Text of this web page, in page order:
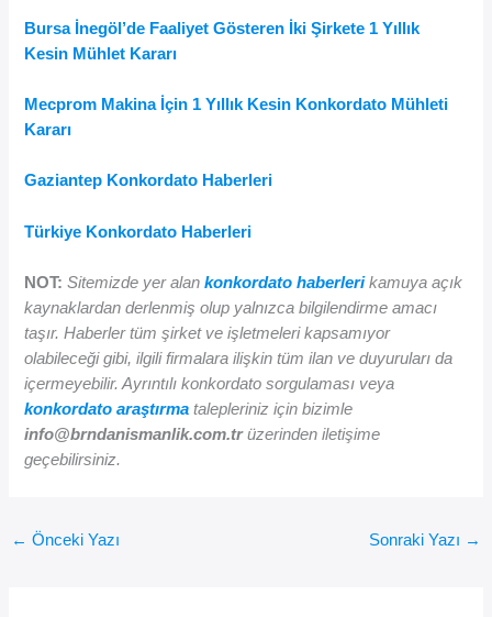
Bursa İnegöl’de Faaliyet Gösteren İki Şirkete 1 Yıllık
Kesin Mühlet Kararı
Mecprom Makina İçin 1 Yıllık Kesin Konkordato Mühleti
Kararı
Gaziantep Konkordato Haberleri
Türkiye Konkordato Haberleri
NOT:Sitemizde yer alankonkordato haberlerikamuya açık
kaynaklardan derlenmiş olup yalnızca bilgilendirme amacı
taşır. Haberler tüm şirket ve işletmeleri kapsamıyor
olabileceği gibi, ilgili firmalara ilişkin tüm ilan ve duyuruları da
içermeyebilir. Ayrıntılı konkordato sorgulaması veya
konkordato araştırma talepleriniz için bizimle
info@brndanismanlik.com.trüzerinden iletişime
geçebilirsiniz.
← Önceki Yazı Sonraki Yazı →